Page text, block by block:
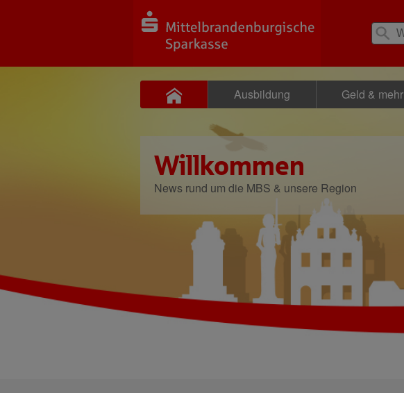
Ausbildung Geld & mehr
Willkommen
News rund um die MBS & unsere Region